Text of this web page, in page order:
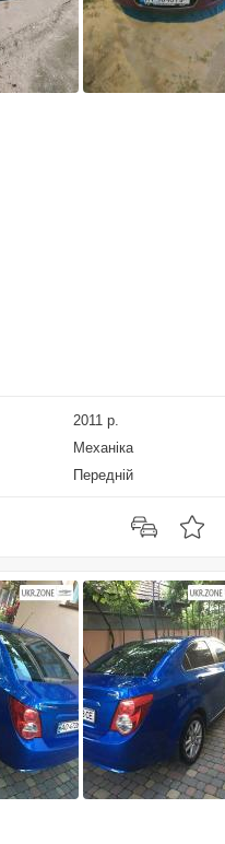
2011 р.
Механіка
Передній